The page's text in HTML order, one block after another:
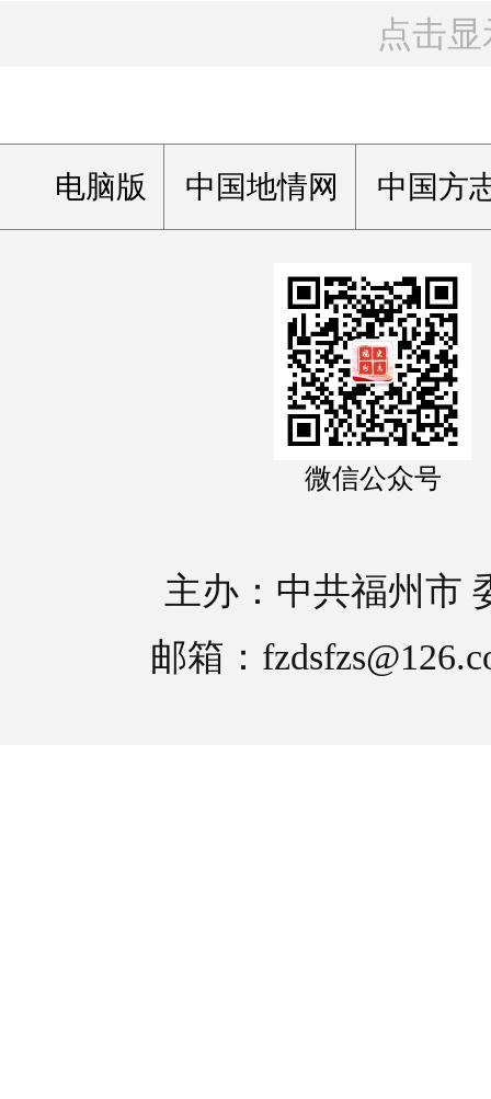
点击
电脑版 中国地情网 中国方
微信公众号
主办：中共福州市
邮箱：